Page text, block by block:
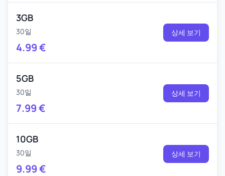
3GB
30일
4.99€
상세 보기
5GB
30일
7.99€
상세 보기
10GB
30일
9.99€
상세 보기